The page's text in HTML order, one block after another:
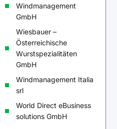
Windmanagement
GmbH
Wiesbauer –
Österreichische
Wurstspezialitäten
GmbH
Windmanagement Italia
srl
World Direct eBusiness
solutions GmbH